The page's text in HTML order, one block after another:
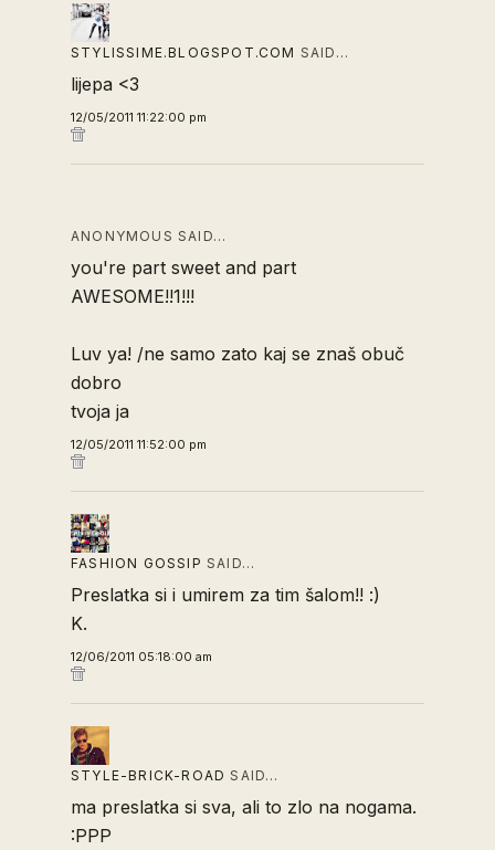
STYLISSIME.BLOGSPOT.COM SAID…
lijepa <3
12/05/2011 11:22:00 pm
ANONYMOUS SAID…
you're part sweet and part
AWESOME!!1!!!
Luv ya! /ne samo zato kaj se znaš obuč
dobro
tvoja ja
12/05/2011 11:52:00 pm
FASHION GOSSIP SAID…
Preslatka si i umirem za tim šalom!! :)
K.
12/06/2011 05:18:00 am
STYLE-BRICK-ROAD SAID…
ma preslatka si sva, ali to zlo na nogama.
:PPP